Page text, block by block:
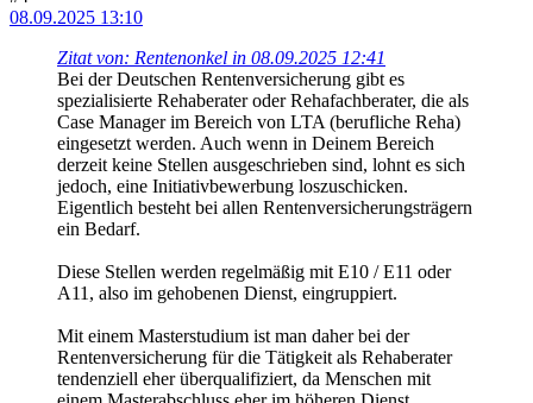
08.09.2025 13:10
Zitat von: Rentenonkel in 08.09.2025 12:41
Bei der Deutschen Rentenversicherung gibt es
spezialisierte Rehaberater oder Rehafachberater, die als
Case Manager im Bereich von LTA (berufliche Reha)
eingesetzt werden. Auch wenn in Deinem Bereich
derzeit keine Stellen ausgeschrieben sind, lohnt es sich
jedoch, eine Initiativbewerbung loszuschicken.
Eigentlich besteht bei allen Rentenversicherungsträgern
ein Bedarf.
Diese Stellen werden regelmäßig mit E10 / E11 oder
A11, also im gehobenen Dienst, eingruppiert.
Mit einem Masterstudium ist man daher bei der
Rentenversicherung für die Tätigkeit als Rehaberater
tendenziell eher überqualifiziert, da Menschen mit